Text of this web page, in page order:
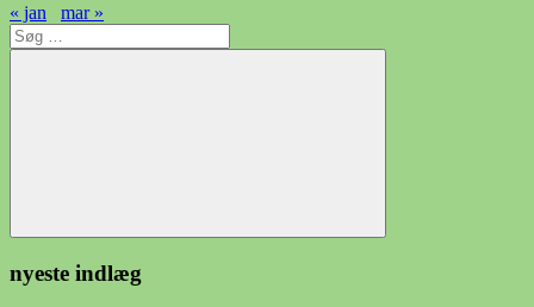
« jan
mar »
Søg
efter:
Søg
nyeste indlæg